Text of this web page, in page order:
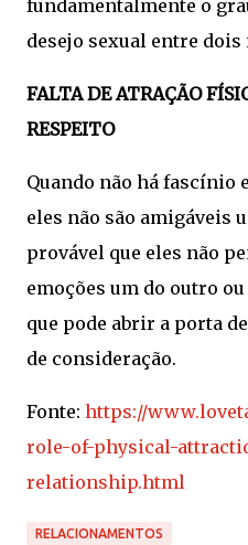
fundamentalmente o
desejo sexual entre dois
FALTA DE ATRAÇÃO
RESPEITO
Quando não há
eles não são amigáveis
provável que eles não
emoções um do outro
que pode abrir a porta
de consideração.
Fonte: https://
role-of-physical-
relationship.html
RELACIONAMENTOS